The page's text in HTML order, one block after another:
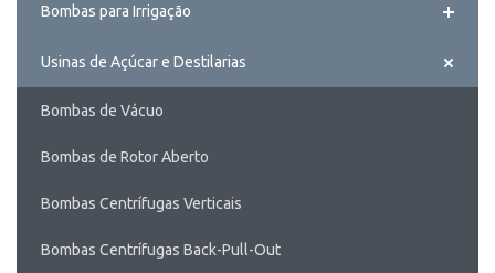
Bombas para Irrigação
Usinas de Açúcar e Destilarias
Bombas de Vácuo
Bombas de Rotor Aberto
Bombas Centrífugas Verticais
Bombas Centrífugas Back-Pull-Out